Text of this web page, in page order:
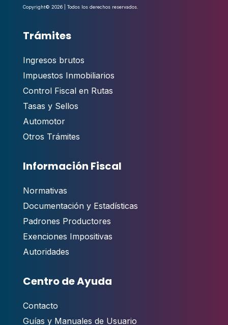
Copyright© 2026 | Todos los derechos reservados.
Trámites
Ingresos brutos
Impuestos Inmobiliarios
Control Fiscal en Rutas
Tasas y Sellos
Automotor
Otros Trámites
Información Fiscal
Normativas
Documentación y Estadísticas
Padrones Productores
Exenciones Impositivas
Autoridades
Centro de Ayuda
Contacto,
Guías y Manuales de Usuario